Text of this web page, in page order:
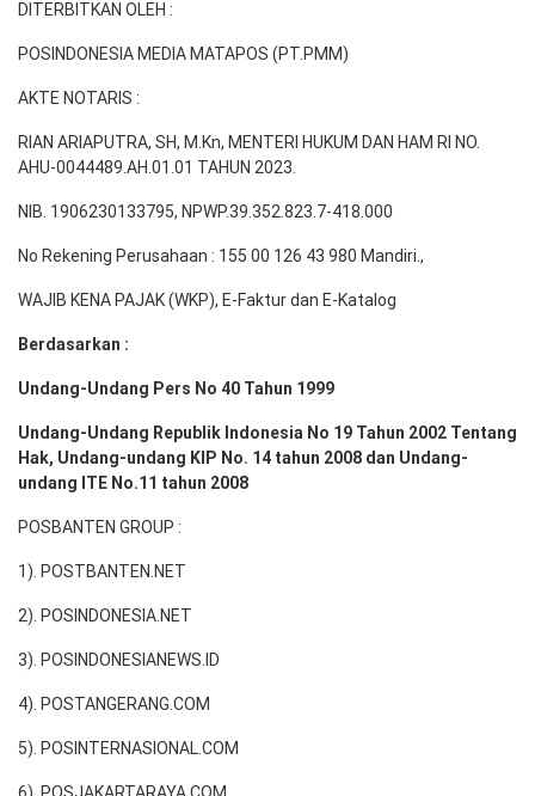
DITERBITKAN OLEH :
POSINDONESIA MEDIA MATAPOS (PT.PMM)
AKTE NOTARIS :
RIAN ARIAPUTRA, SH, M.Kn, MENTERI HUKUM DAN HAM RI NO.
AHU-0044489.AH.01.01 TAHUN 2023.
NIB. 1906230133795, NPWP.39.352.823.7-418.000
No Rekening Perusahaan : 155 00 126 43 980 Mandiri.,
WAJIB KENA PAJAK (WKP), E-Faktur dan E-Katalog
Berdasarkan :
Undang-Undang Pers No 40 Tahun 1999
Undang-Undang Republik Indonesia No 19 Tahun 2002 Tentang
Hak, Undang-undang KIP No. 14 tahun 2008 dan Undang-
undang ITE No.11 tahun 2008
POSBANTEN GROUP :
1). POSTBANTEN.NET
2). POSINDONESIA.NET
3). POSINDONESIANEWS.ID
4). POSTANGERANG.COM
5). POSINTERNASIONAL.COM